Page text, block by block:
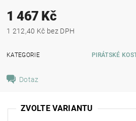
1 467 Kč
1 212,40 Kč bez DPH
KATEGORIE PIRÁTSKÉ
Dotaz
ZVOLTE VARIANTU